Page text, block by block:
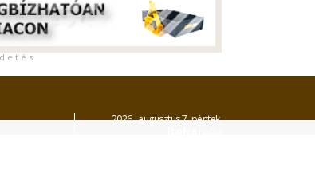
e t é s
2026. augusztus 7. péntek,